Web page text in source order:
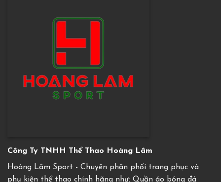
Công Ty TNHH Thể Thao Hoàng Lâm
Hoàng Lâm Sport - Chuyên phân phối trang phục và
phụ kiện thể thao chính hãng như: Quần áo bóng đá